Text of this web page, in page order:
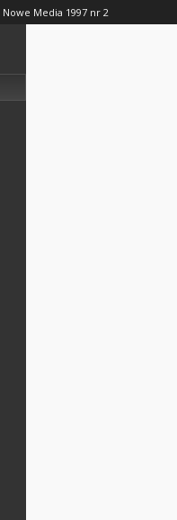
Nowe Media 1997 nr 2